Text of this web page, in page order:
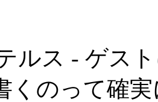
ルス - ゲス
くのって確